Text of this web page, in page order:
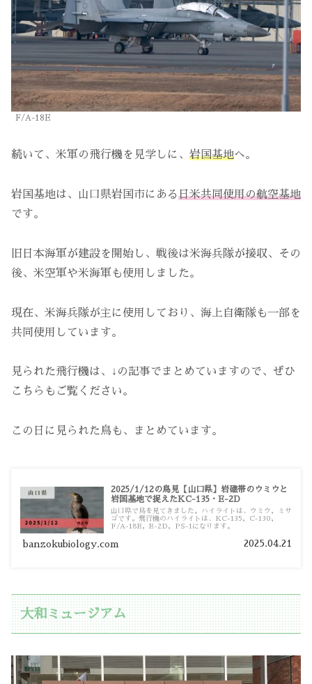
F/A-18E
続いて、米軍の飛行機を見学しに、 岩国基地へ。
岩国基地は、山口県岩国市にある日米共同使用の航空基地
です。
旧日本海軍が建設を開始し、戦後は米海兵隊が接収、その
後、米空軍や米海軍も使用しました。
現在、米海兵隊が主に使用しており、海上自衛隊も一部を
共同使用しています。
見られた飛行機は、↓の記事でまとめていますので、ぜひ
こちらもご覧ください。
この日に見られた鳥も、まとめています。
2025/1/12の鳥見【山口県】岩礁帯のウミウと
岩国基地で捉えたKC-135・E-2D
山口県で鳥を見てきました。ハイライトは、ウミウ，ミサ
ゴです。飛行機のハイライトは、KC-135，C-130，
F/A-18E，E-2D，PS-1になります。
banzokubiology.com 2025.04.21
大和ミュージアム